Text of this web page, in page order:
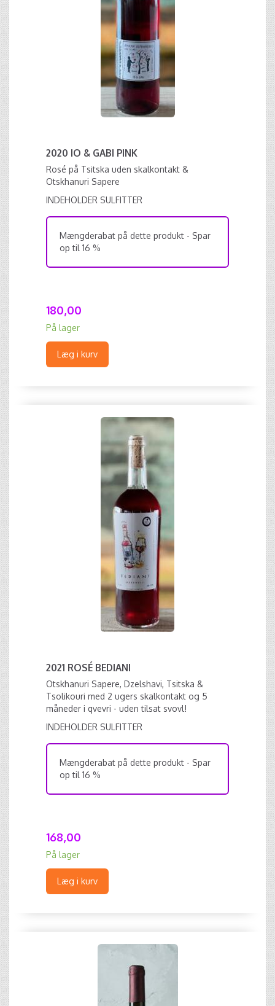
2020 IO & GABI PINK
Rosé på Tsitska uden skalkontakt &
Otskhanuri Sapere
INDEHOLDER SULFITTER
Mængderabat på dette produkt - Spar
op til 16 %
180,00
På lager
Læg i kurv
2021 ROSÉ BEDIANI
Otskhanuri Sapere, Dzelshavi, Tsitska &
Tsolikouri med 2 ugers skalkontakt og 5
måneder i qvevri - uden tilsat svovl!
INDEHOLDER SULFITTER
Mængderabat på dette produkt - Spar
op til 16 %
168,00
På lager
Læg i kurv